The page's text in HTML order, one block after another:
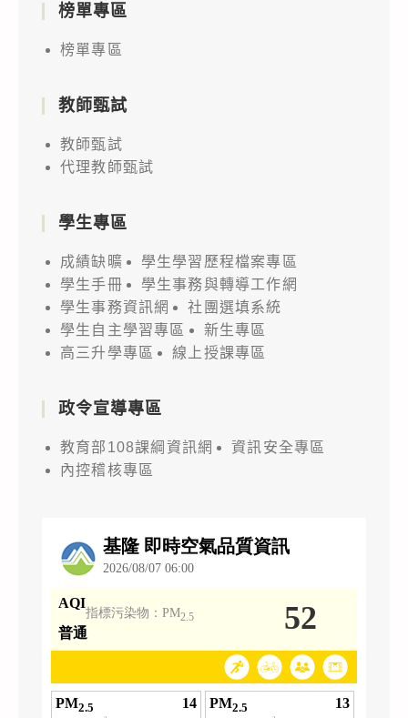
榜單專區
榜單專區
教師甄試
教師甄試
代理教師甄試
學生專區
成績缺曠
學生學習歷程檔案專區
學生手冊
學生事務與轉導工作網
學生事務資訊網
社團選填系統
學生自主學習專區
新生專區
高三升學專區
線上授課專區
政令宣導專區
教育部108課綱資訊網
資訊安全專區
內控稽核專區